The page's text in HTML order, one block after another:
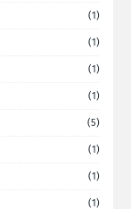
(1)
(1)
(1)
(1)
(5)
(1)
(1)
(1)